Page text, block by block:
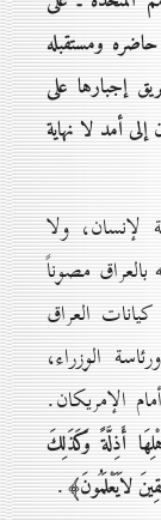
ومستقبله
إجبارها على
أمد لا نهاية
لإنسان، ولا
مصوناً
العراق
الوزراء،
الإمريكان.
أَذِلَّةً وَكَذَلِكَ
لاَيَعْلَمُونَ﴾.